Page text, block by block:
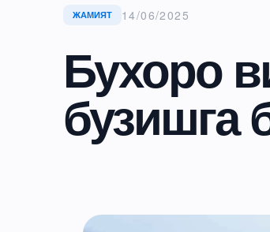
ЖАМИЯТ 14/06/2025
Бухоро
бузишга